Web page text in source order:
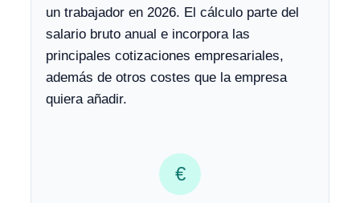
un trabajador en 2026. El cálculo parte del
salario bruto anual e incorpora las
principales cotizaciones empresariales,
además de otros costes que la empresa
quiera añadir.
€